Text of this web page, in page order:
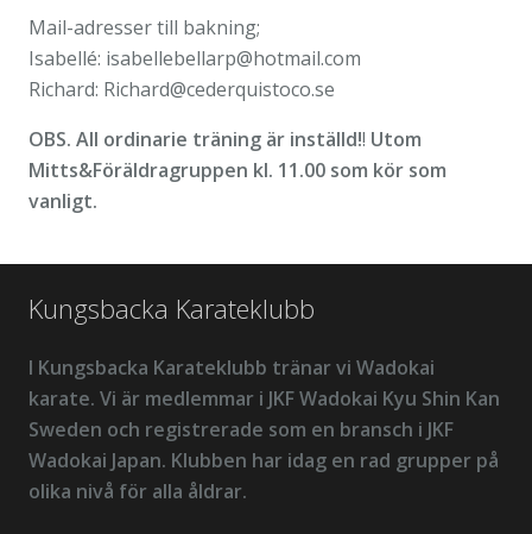
Mail-adresser till bakning;
Isabellé: isabellebellarp@hotmail.com
Richard: Richard@cederquistoco.se
OBS. All ordinarie träning är inställd!! Utom
Mitts&Föräldragruppen kl. 11.00 som kör som
vanligt.
Kungsbacka Karateklubb
I Kungsbacka Karateklubb tränar vi Wadokai
karate. Vi är medlemmar i JKF Wadokai Kyu Shin Kan
Sweden och registrerade som en bransch i JKF
Wadokai Japan. Klubben har idag en rad grupper på
olika nivå för alla åldrar.